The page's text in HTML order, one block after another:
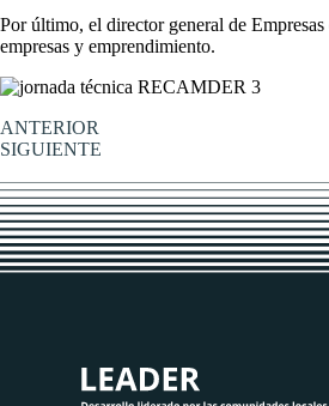
Por último, el director general de
empresas y emprendimiento.
ANTERIOR
SIGUIENTE